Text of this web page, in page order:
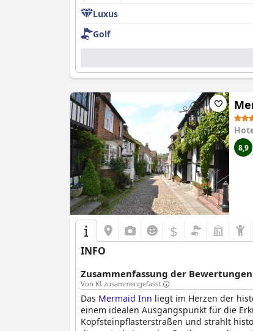
Luxus
Golf
8,9
$
INFO
Zusammenfassung der Bewertungen
Von KI zusammengefasst
Das Mermaid Inn liegt im Herzen der
einem idealen Ausgangspunkt für die
Kopfsteinpflasterstraßen und strahlt